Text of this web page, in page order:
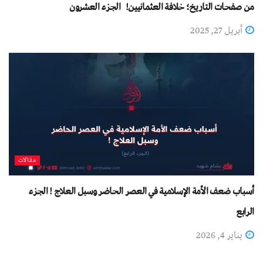
من صفحات التاريخ؛ خلافة العثمانيين! الجزء العشرون
أبريل 27, 2025
مقالات
أسباب ضعف الأمة الإسلامية في العصر الحاضر وسبل العلاج ! الجزء
الرابع
يناير 4, 2026